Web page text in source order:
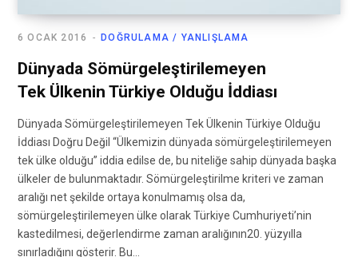
DOĞRULAMA / YANLIŞLAMA
6 OCAK 2016
Dünyada Sömürgeleştirilemeyen
Tek Ülkenin Türkiye Olduğu İddiası
Dünyada Sömürgeleştirilemeyen Tek Ülkenin Türkiye Olduğu
İddiası Doğru Değil “Ülkemizin dünyada sömürgeleştirilemeyen
tek ülke olduğu” iddia edilse de, bu niteliğe sahip dünyada başka
ülkeler de bulunmaktadır. Sömürgeleştirilme kriteri ve zaman
aralığı net şekilde ortaya konulmamış olsa da,
sömürgeleştirilemeyen ülke olarak Türkiye Cumhuriyeti’nin
kastedilmesi, değerlendirme zaman aralığının20. yüzyılla
sınırladığını gösterir. Bu…